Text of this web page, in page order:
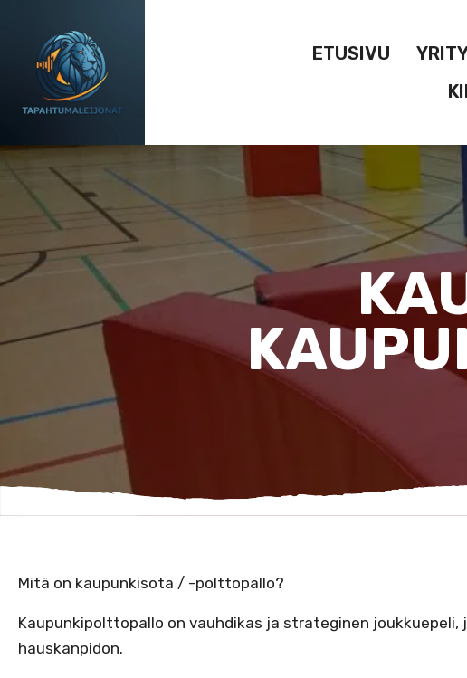
ETUSIVU
Mitä on kaupunkisota / -polttopallo?
Kaupunkipolttopallo on vauhdikas ja strateginen joukkuepeli,
hauskanpidon.